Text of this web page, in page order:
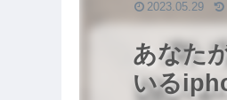
あなた
いる
2023.05.29